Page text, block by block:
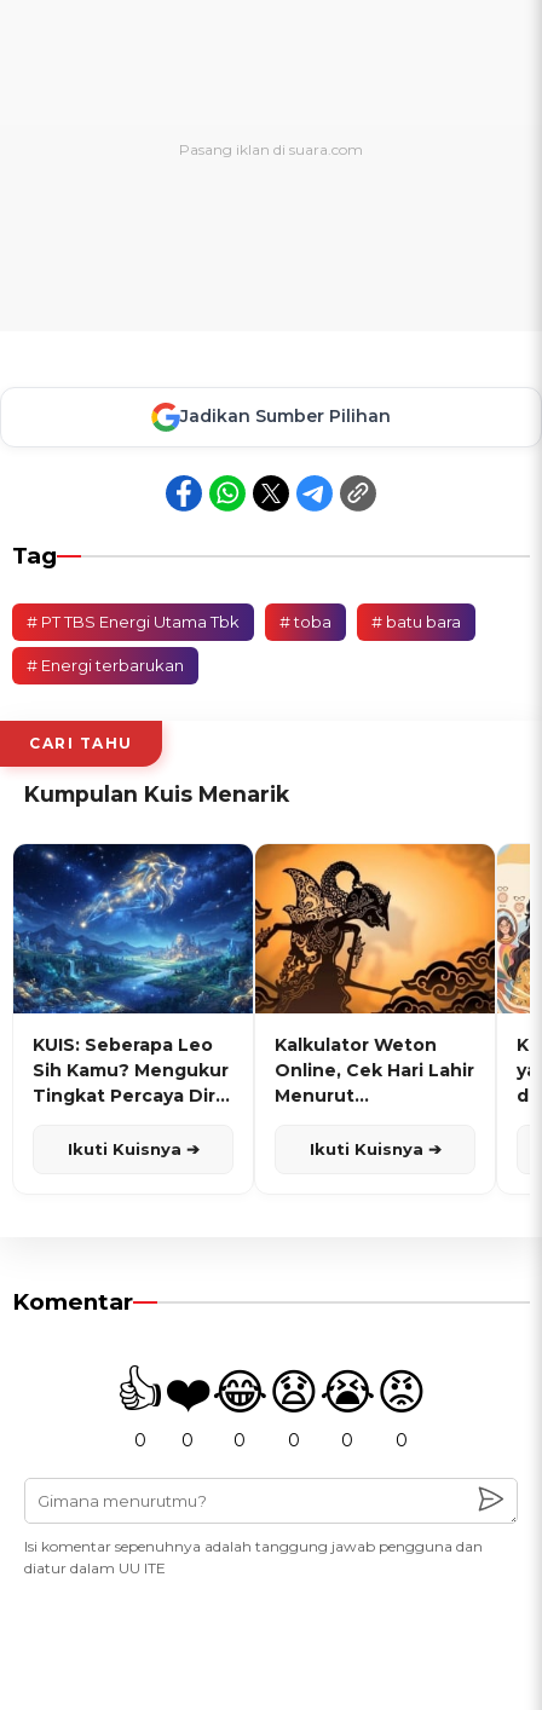
Jadikan Sumber Pilihan
Tag
# PT TBS Energi Utama Tbk # toba # batu bara
# Energi terbarukan
CARI TAHU
Kumpulan Kuis Menarik
KUIS: Seberapa Leo
Sih Kamu? Mengukur
Tingkat Percaya Diri
Ikuti Kuisnya ➔
Kalkulator Weton
Online, Cek Hari Lahir
Menurut
Ikuti Kuisnya ➔
Komentar
👍
0
❤️
0
😂
0
😧
0
😭
0
😡
0
Isi komentar sepenuhnya adalah tanggung jawab pengguna dan
diatur dalam UU ITE